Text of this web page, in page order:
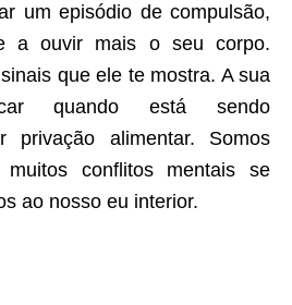
um episódio de compulsão,
a ouvir mais o seu corpo.
que ele te mostra. A sua
quando está sendo
privação alimentar. Somos
conflitos mentais se
ao nosso eu interior.